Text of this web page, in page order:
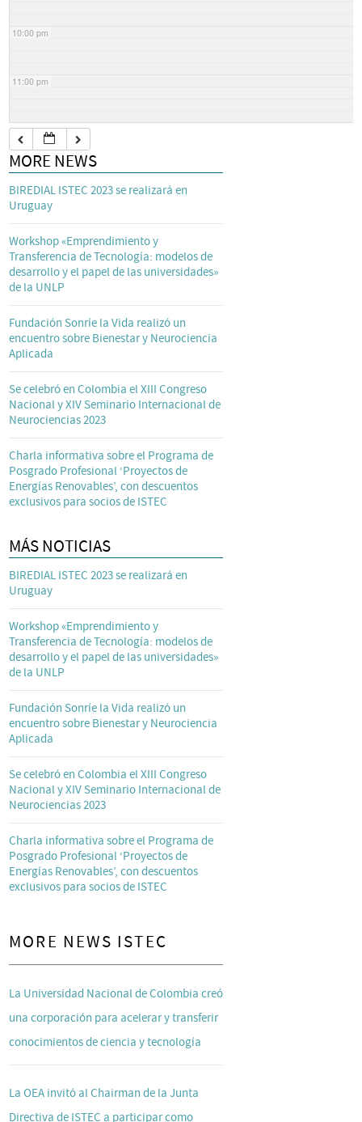
10:00 pm
11:00 pm
MORE NEWS
BIREDIAL ISTEC 2023 se realizará en
Uruguay
Workshop «Emprendimiento y
Transferencia de Tecnología: modelos de
desarrollo y el papel de las universidades»
de la UNLP
Fundación Sonríe la Vida realizó un
encuentro sobre Bienestar y Neurociencia
Aplicada
Se celebró en Colombia el XIII Congreso
Nacional y XIV Seminario Internacional de
Neurociencias 2023
Charla informativa sobre el Programa de
Posgrado Profesional ‘Proyectos de
Energías Renovables’, con descuentos
exclusivos para socios de ISTEC
MÁS NOTICIAS
BIREDIAL ISTEC 2023 se realizará en
Uruguay
Workshop «Emprendimiento y
Transferencia de Tecnología: modelos de
desarrollo y el papel de las universidades»
de la UNLP
Fundación Sonríe la Vida realizó un
encuentro sobre Bienestar y Neurociencia
Aplicada
Se celebró en Colombia el XIII Congreso
Nacional y XIV Seminario Internacional de
Neurociencias 2023
Charla informativa sobre el Programa de
Posgrado Profesional ‘Proyectos de
Energías Renovables’, con descuentos
exclusivos para socios de ISTEC
MORE NEWS ISTEC
La Universidad Nacional de Colombia creó
una corporación para acelerar y transferir
conocimientos de ciencia y tecnología
La OEA invitó al Chairman de la Junta
Directiva de ISTEC a participar como